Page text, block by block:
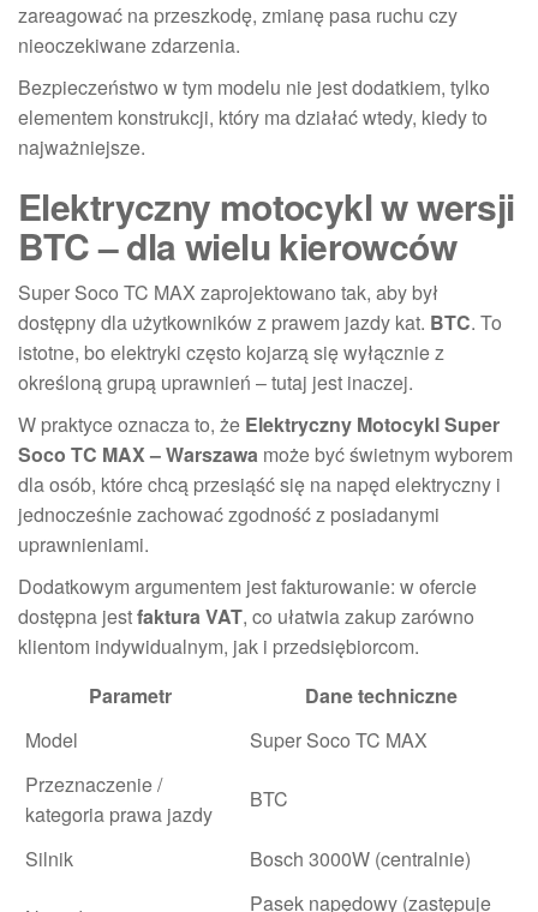
zareagować na przeszkodę, zmianę pasa ruchu czy
nieoczekiwane zdarzenia.
Bezpieczeństwo w tym modelu nie jest dodatkiem, tylko
elementem konstrukcji, który ma działać wtedy, kiedy to
najważniejsze.
Elektryczny motocykl w wersji
BTC – dla wielu kierowców
Super Soco TC MAX zaprojektowano tak, aby był
dostępny dla użytkowników z prawem jazdy kat. BTC. To
istotne, bo elektryki często kojarzą się wyłącznie z
określoną grupą uprawnień – tutaj jest inaczej.
W praktyce oznacza to, że Elektryczny Motocykl Super
Soco TC MAX – Warszawa może być świetnym wyborem
dla osób, które chcą przesiąść się na napęd elektryczny i
jednocześnie zachować zgodność z posiadanymi
uprawnieniami.
Dodatkowym argumentem jest fakturowanie: w ofercie
dostępna jestfaktura VAT, co ułatwia zakup zarówno
klientom indywidualnym, jak i przedsiębiorcom.
Parametr
Dane techniczne
Model
Super Soco TC MAX
Przeznaczenie /
kategoria prawa jazdy
BTC
Silnik Bosch 3000W (centralnie)
Pasek napędowy (zastępuje